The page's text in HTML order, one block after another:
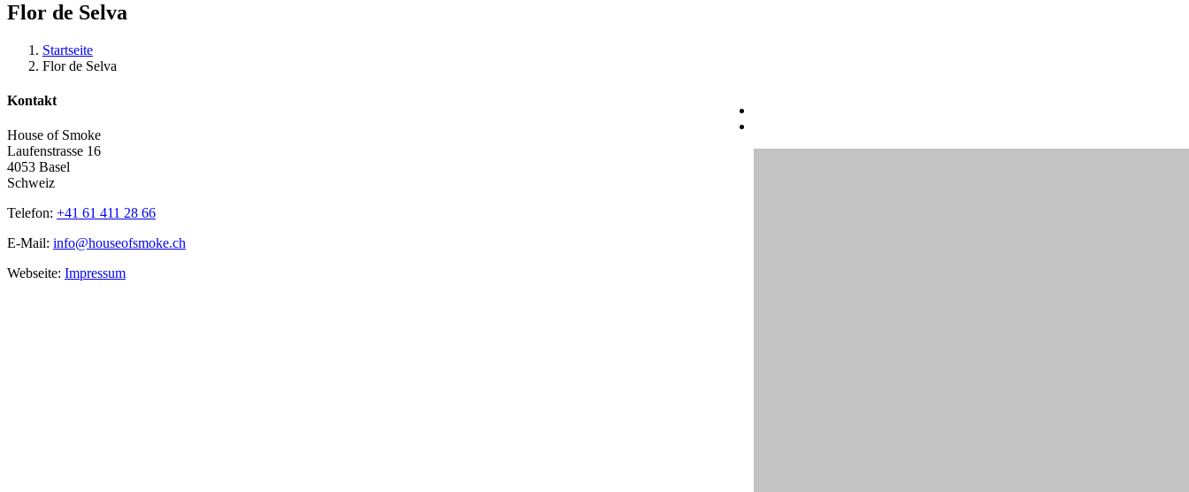
Flor de Selva
Startseite
Flor de Selva
Kontakt
House of Smoke
Laufenstrasse 16
4053 Basel
Schweiz
Telefon: +41 61 411 28 66
E-Mail: info@houseofsmoke.ch
Webseite: Impressum